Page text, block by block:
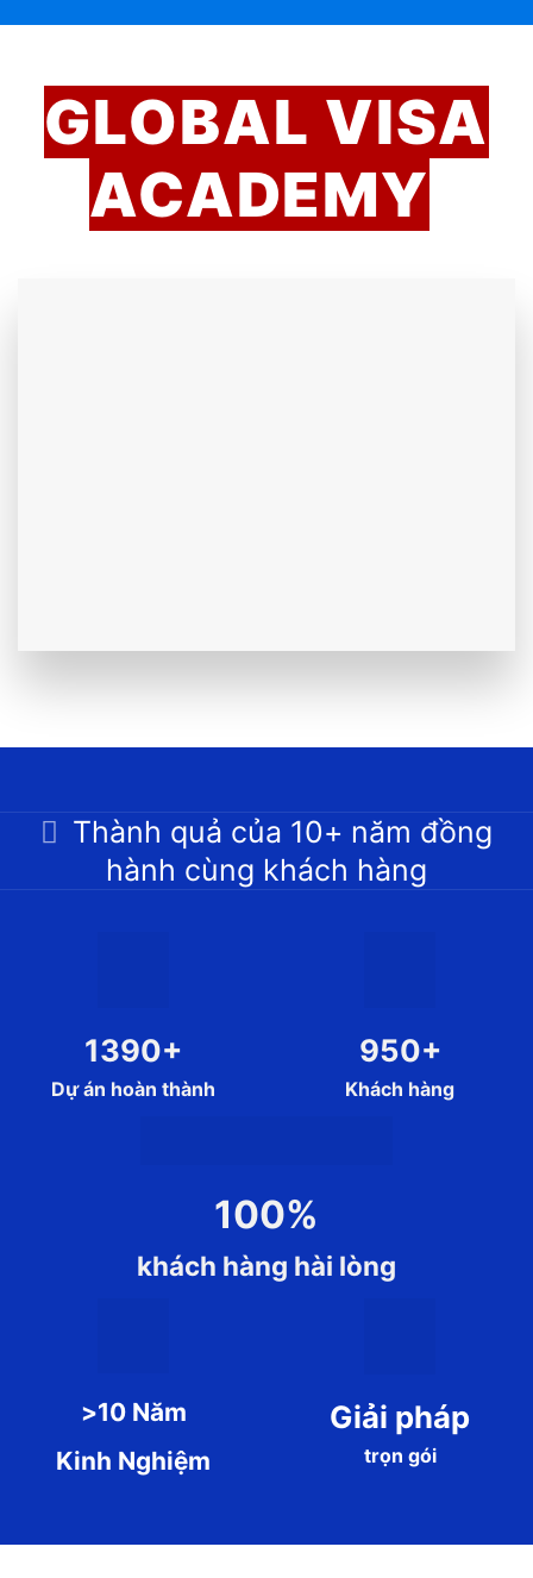
GLOBAL VISA
ACADEMY
Thành quả của 10+ năm đồng
hành cùng khách hàng
1390+
Dự án hoàn thành
950+
Khách hàng
100%
khách hàng hài lòng
>10 Năm
Kinh Nghiệm
Giải pháp
trọn gói